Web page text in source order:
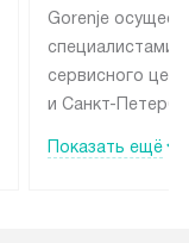
Gorenje
специалистами
сервисного
и Санкт-
подключается
Показать ещё